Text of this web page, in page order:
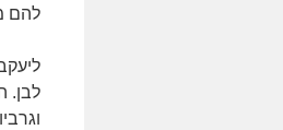
להם
לבן.